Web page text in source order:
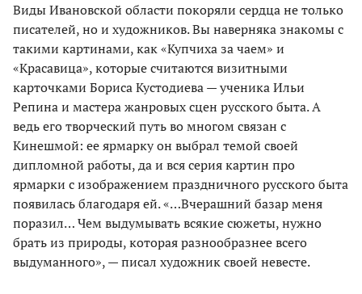
Виды Ивановской области покоряли сердца не только
писателей, но и художников. Вы наверняка знакомы с
такими картинами, как «Купчиха за чаем» и
«Красавица», которые считаются визитными
карточками Бориса Кустодиева — ученика Ильи
Репина и мастера жанровых сцен русского быта. А
ведь его творческий путь во многом связан с
Кинешмой: ее ярмарку он выбрал темой своей
дипломной работы, да и вся серия картин про
ярмарки с изображением праздничного русского быта
появилась благодаря ей. «…Вчерашний базар меня
поразил… Чем выдумывать всякие сюжеты, нужно
брать из природы, которая разнообразнее всего
выдуманного», — писал художник своей невесте.